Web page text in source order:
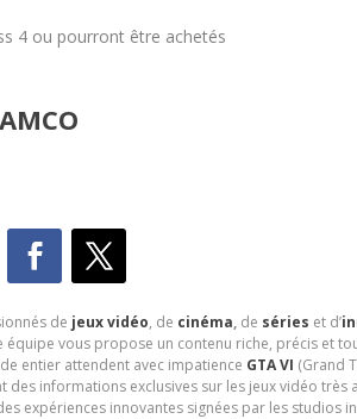
4 ou pourront être achetés
de jeux vidéo, de cinéma,de séries et d’
vous propose un contenu riche, précis et
entier attendent avec impatience GTA VI (Grand
informations exclusives sur les jeux vidéo très
expériences innovantes signées par les studios